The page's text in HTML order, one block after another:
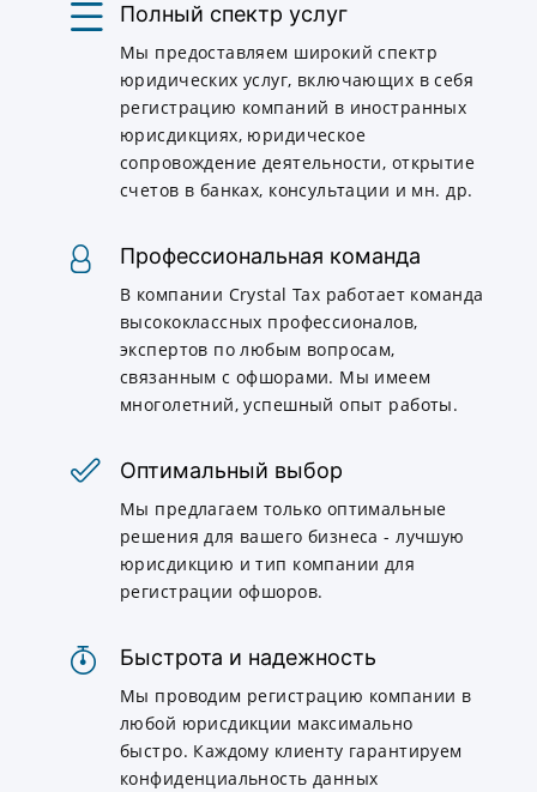
Полный спектр услуг
Мы предоставляем широкий спектр
юридических услуг, включающих в себя
регистрацию компаний в иностранных
юрисдикциях, юридическое
сопровождение деятельности, открытие
счетов в банках, консультации и мн. др.
Профессиональная команда
В компании Crystal Tax работает команда
высококлассных профессионалов,
экспертов по любым вопросам,
связанным с офшорами. Мы имеем
многолетний, успешный опыт работы.
Оптимальный выбор
Мы предлагаем только оптимальные
решения для вашего бизнеса - лучшую
юрисдикцию и тип компании для
регистрации офшоров.
Быстрота и надежность
Мы проводим регистрацию компании в
любой юрисдикции максимально
быстро. Каждому клиенту гарантируем
конфиденциальность данных